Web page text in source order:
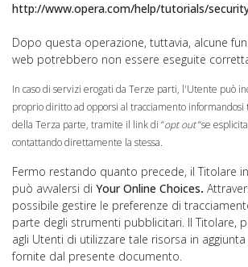
http://www.opera.com/help/tutorials/
Dopo questa operazione, tuttavia, alcune
web potrebbero non essere eseguite
In caso di servizi erogati da Terze parti, l'Utente può
proprio diritto ad opporsi al tracciamento
della Terza parte, tramite il link di “opt out“se
contattando direttamente la stessa.
Fermo restando quanto precede, il Titolare
può avvalersi di Your Online Choices.
possibile gestire le preferenze di
parte degli strumenti pubblicitari. Il Titolare,
agli Utenti di utilizzare tale risorsa in
fornite dal presente documento.